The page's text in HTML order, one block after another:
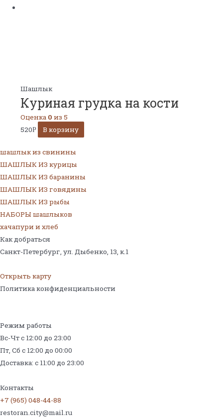
Шашлык
Куриная грудка на кости
Оценка 0 из 5
520Р В корзину
шашлык из свинины
ШАШЛЫК ИЗ курицы
ШАШЛЫК ИЗ баранины
ШАШЛЫК ИЗ говядины
ШАШЛЫК ИЗ рыбы
НАБОРЫ шашлыков
хачапури и хлеб
Как добраться
Санкт-Петербург, ул. Дыбенко, 13, к.1
Открыть карту
Политика конфиденциальности
Режим работы
Вс-Чт с 12:00 до 23:00
Пт, Сб с 12:00 до 00:00
Доставка: с 11:00 до 23:00
Контакты
+7 (965) 048-44-88
restoran.city@mail.ru